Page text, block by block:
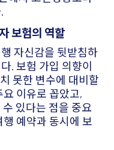
보험의 역할
자신감을 뒷받침하
. 보험 가입 의향이
못한 변수에 대비할
이유로 꼽았고,
있다는 점을 중요
예약과 동시에 보